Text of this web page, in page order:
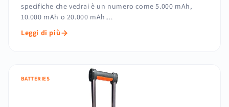
specifiche che vedrai è un numero come 5.000 mAh,
10.000 mAh o 20.000 mAh....
Leggi di più
BATTERIES